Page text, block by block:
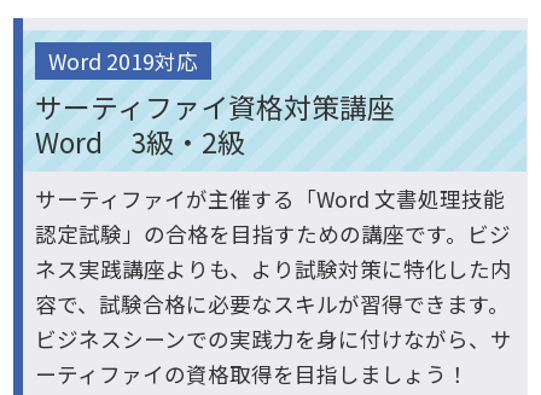
Word 2019対応
サーティファイ資格対策講座
Word 3級・2級
サーティファイが主催する「Word 文書処理技能
認定試験」の合格を目指すための講座です。ビジ
ネス実践講座よりも、より試験対策に特化した内
容で、試験合格に必要なスキルが習得できます。
ビジネスシーンでの実践力を身に付けながら、サ
ーティファイの資格取得を目指しましょう！